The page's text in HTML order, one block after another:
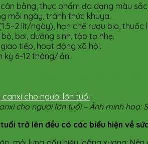
bằng, thực phẩm đa dạng màu sắc.
mỗi ngày, tránh thức khuya.
lít/ngày), hạn chế rượu bia, thuốc
bơi, dưỡng sinh, tập tạ nhẹ.
tiếp, hoạt động xã hội.
kỳ 6–12 tháng/lần.
cho người lớn tuổi – Ảnh minh
trở lên đều có các biểu hiện về